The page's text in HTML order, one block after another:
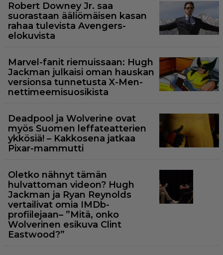
Robert Downey Jr. saa
suorastaan ääliömäisen kasan
rahaa tulevista Avengers-
elokuvista
Marvel-fanit riemuissaan: Hugh
Jackman julkaisi oman hauskan
versionsa tunnetusta X-Men-
nettimeemisuosikista
Deadpool ja Wolverine ovat
myös Suomen leffateatterien
ykkösiä! – Kakkosena jatkaa
Pixar-mammutti
Oletko nähnyt tämän
hulvattoman videon? Hugh
Jackman ja Ryan Reynolds
vertailivat omia IMDb-
profiilejaan– ”Mitä, onko
Wolverinen esikuva Clint
Eastwood?”